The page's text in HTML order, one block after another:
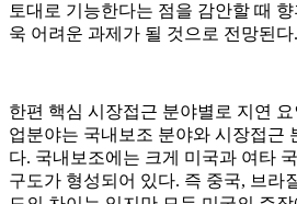
토대로 기능한다는 점을 감안할 때
욱 어려운 과제가 될 것으로 전망된다.
한편 핵심 시장접근 분야별로 지연
업분야는 국내보조 분야와 시장접근
다. 국내보조에는 크게 미국과 여타
구도가 형성되어 있다. 즉 중국, 브라